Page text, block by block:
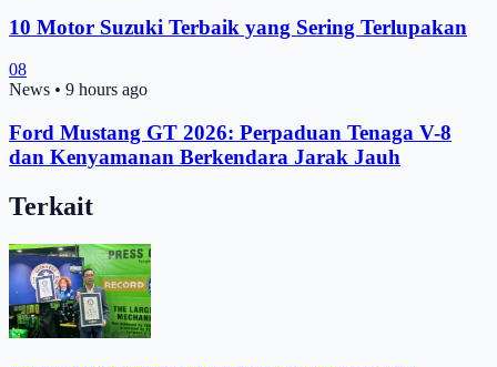
10 Motor Suzuki Terbaik yang Sering Terlupakan
08
News • 9 hours ago
Ford Mustang GT 2026: Perpaduan Tenaga V-8
dan Kenyamanan Berkendara Jarak Jauh
Terkait